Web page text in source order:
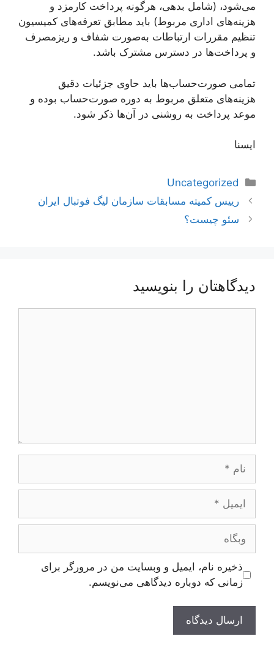
‌می‌شود، (شامل بدهی، هرگونه پرداخت کارمزد و
هزینه‌های اداری مربوط) باید مطابق تعرفه‌های کمیسیون
تنظیم مقررات ارتباطات به‌صورت شفاف و ریزمصرف
و پرداخت‌ها در دسترس مشترک باشد.
تمامی صورت‌حساب‌ها باید حاوی جزئیات دقیق
هزینه‌های متعلق مربوط به دوره صورت‌حساب بوده و
موعد پرداخت به روشنی در آن‌ها ذکر شود.
ایسنا
دسته‌ها
Uncategorized
ناوبری
نوشته‌ها
رییس کمیته مسابقات سازمان لیگ فوتبال ایران
سئو چیست؟
دیدگاهتان را بنویسید
ایمیل
وبگاه
ذخیره نام، ایمیل و وبسایت من در مرورگر برای
زمانی که دوباره دیدگاهی می‌نویسم.